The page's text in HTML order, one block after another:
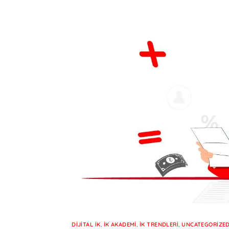
DIJITAL İK, İK AKADEMI, İK TRENDLERI,